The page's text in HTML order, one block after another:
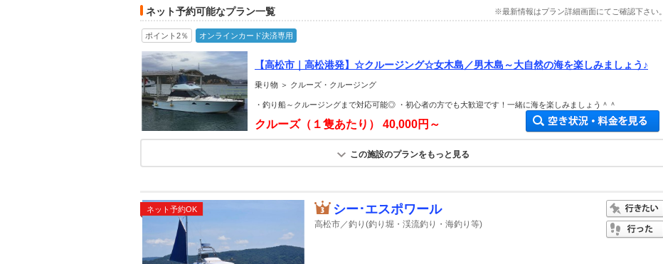
ネット予約可能なプラン一覧 ※最新情報はプラン詳細画面にてご確認下さい。
ポイント2％ オンラインカード決済専用
【高松市｜高松港発】☆クルージング☆女木島／男木島～大自然の海を楽しみましょう♪
乗り物 ＞ クルーズ・クルージング
・釣り船～クルージングまで対応可能◎ ・初心者の方でも大歓迎です！一緒に海を楽しみましょう＾＾
クルーズ（１隻あたり） 40,000円～
この施設のプランをもっと見る
ネット予約OK シー･エスポワール
高松市／釣り(釣り堀・渓流釣り・海釣り等)